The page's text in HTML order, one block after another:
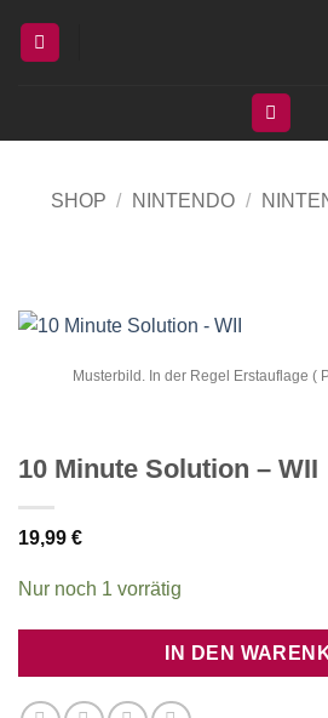
Inhalt
SHOP / NINTENDO /
Musterbild. In der Regel Erstauflage (
10 Minute Solution – WII
19,99 €
Nur noch 1 vorrätig
IN DEN